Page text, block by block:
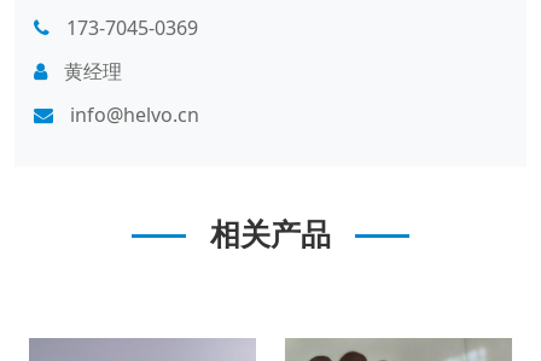
173-7045-0369
黄经理
info@helvo.cn
相关产品